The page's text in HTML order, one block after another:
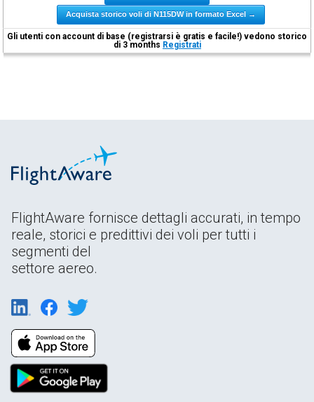
Acquista storico voli di N115DW in formato Excel →
Gli utenti con account di base (registrarsi è gratis e facile!) vedono storico
di 3 months Registrati
FlightAware fornisce dettagli accurati, in tempo
reale, storici e predittivi dei voli per tutti i
segmenti del
settore aereo.